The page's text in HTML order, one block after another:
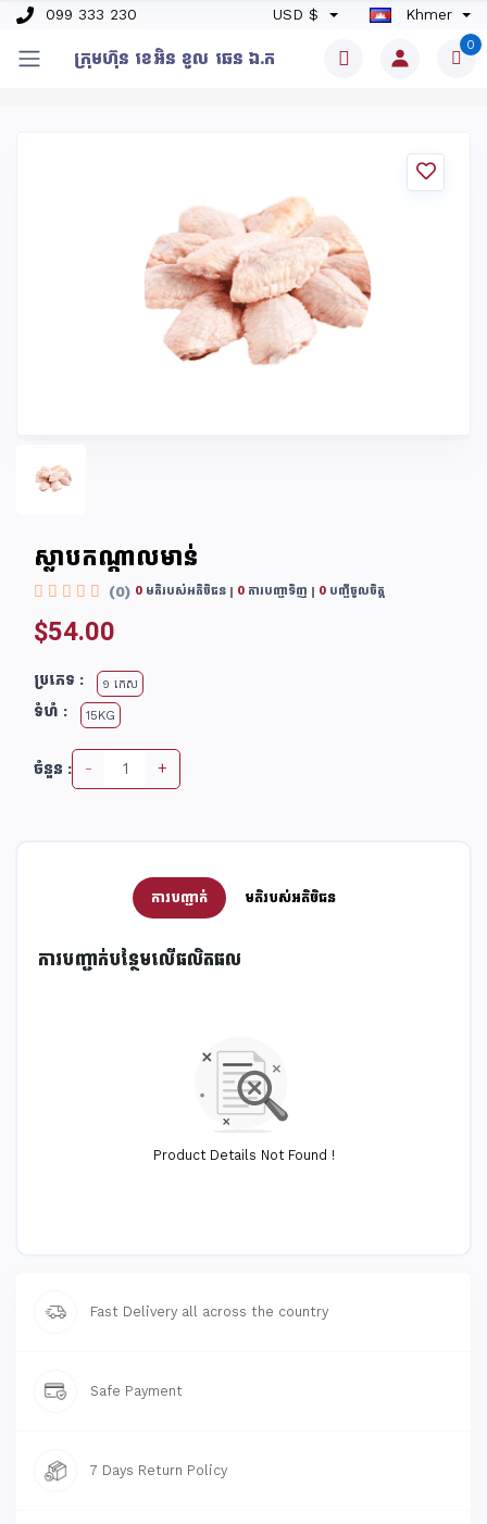
099 333 230 USD $ Khmer
ក្រុមហ៊ុន​ ខេអិន ខូល ឆេន​ ឯ.ក
0
ស្លាបកណ្តាលមាន់
(0) 0 មតិរបស់អតិថិជន 0 ការបញ្ជាទិញ 0 បញ្ជីចូលចិត្ត
$54.00
ប្រភេទ : ១ កេស
ទំហំ : 15KG
ចំនួន : - +
ការបញ្ជាក់ មតិរបស់អតិថិជន
ការ​បញ្ជាក់​បន្ថែមលើផលិតផល
Product Details Not Found !
Fast Delivery all across the country
Safe Payment
7 Days Return Policy